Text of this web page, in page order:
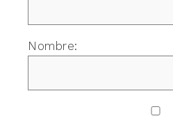
Nombre: